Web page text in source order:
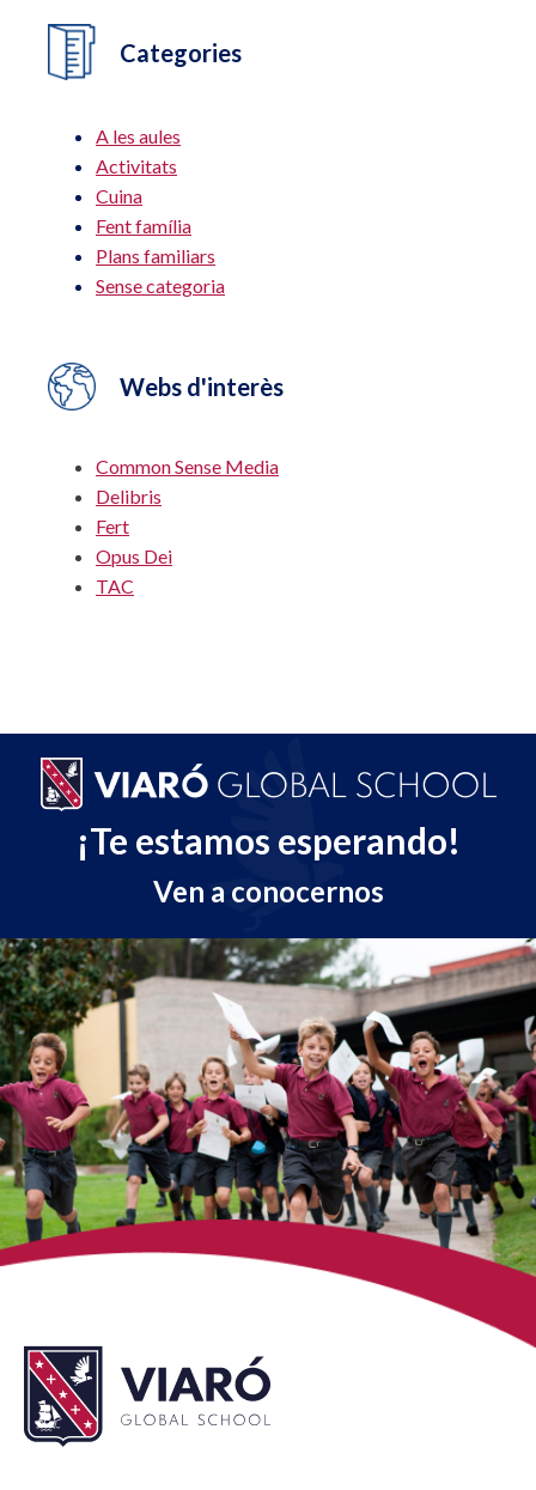
Categories
A les aules
Activitats
Cuina
Fent família
Plans familiars
Sense categoria
Webs d'interès
Common Sense Media
Delibris
Fert
Opus Dei
TAC
¡Te estamos esperando!
Ven a conocernos